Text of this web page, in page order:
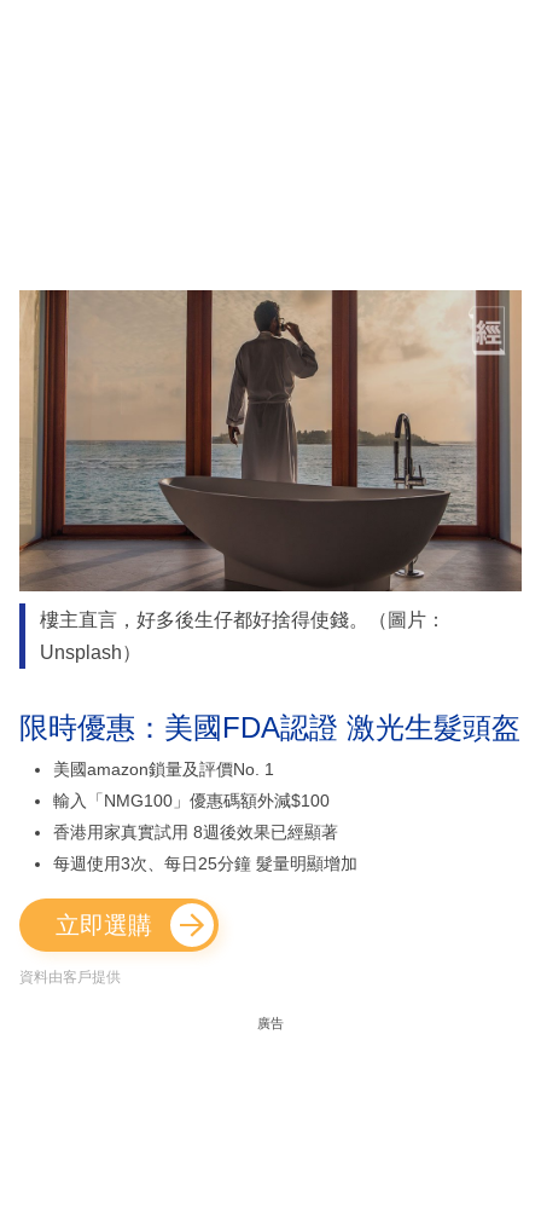
樓主直言，好多後生仔都好捨得使錢。（圖片：
Unsplash）
限時優惠：美國FDA認證 激光生髮頭盔
美國amazon鎖量及評價No. 1
輸入「NMG100」優惠碼額外減$100
香港用家真實試用 8週後效果已經顯著
每週使用3次、每日25分鐘 髮量明顯增加
立即選購
資料由客戶提供
廣告